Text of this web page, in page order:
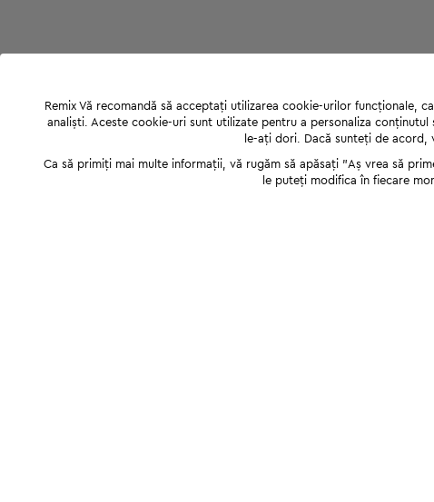
Remix Vă recomandă să acceptați utilizarea cookie-urilor funcționale,
analiști. Aceste cookie-uri sunt utilizate pentru a personaliza
le-ați dori. Dacă sunteți de acord,
Ca să primiți mai multe informații, vă rugăm să apăsați "Аș vrea să
le puteți modifica în fiecare